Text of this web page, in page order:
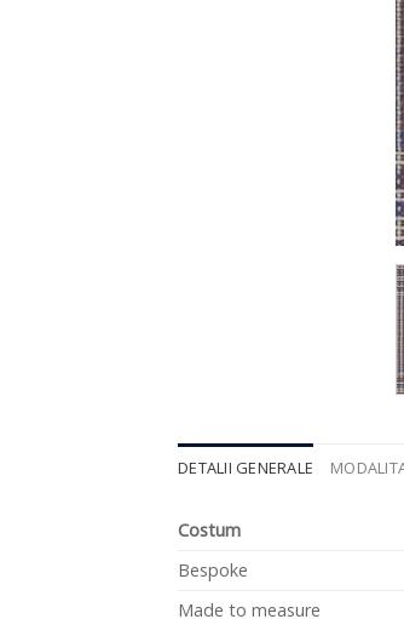
DETALII GENERALE
Costum
Bespoke
Made to measure